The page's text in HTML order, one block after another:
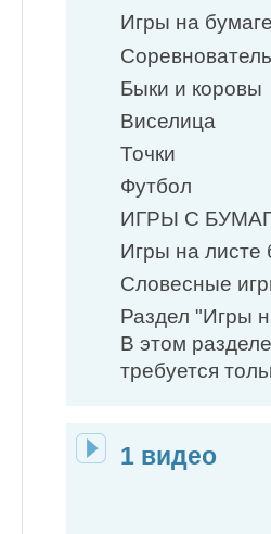
Игры на бумаге
Быки и коровы
Виселица
Точки
Футбол
ИГРЫ С
Игры на листе
Словесные
Раздел "Игры
В этом
требуется
1 видео